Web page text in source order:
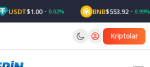
$1.00 0.02% BNB$553.92 0.99%
Kriptolar